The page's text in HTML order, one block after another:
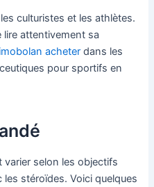
culturistes et les athlètes.
attentivement sa
acheter dans les
pour sportifs en
varier selon les objectifs
les stéroïdes. Voici quelques